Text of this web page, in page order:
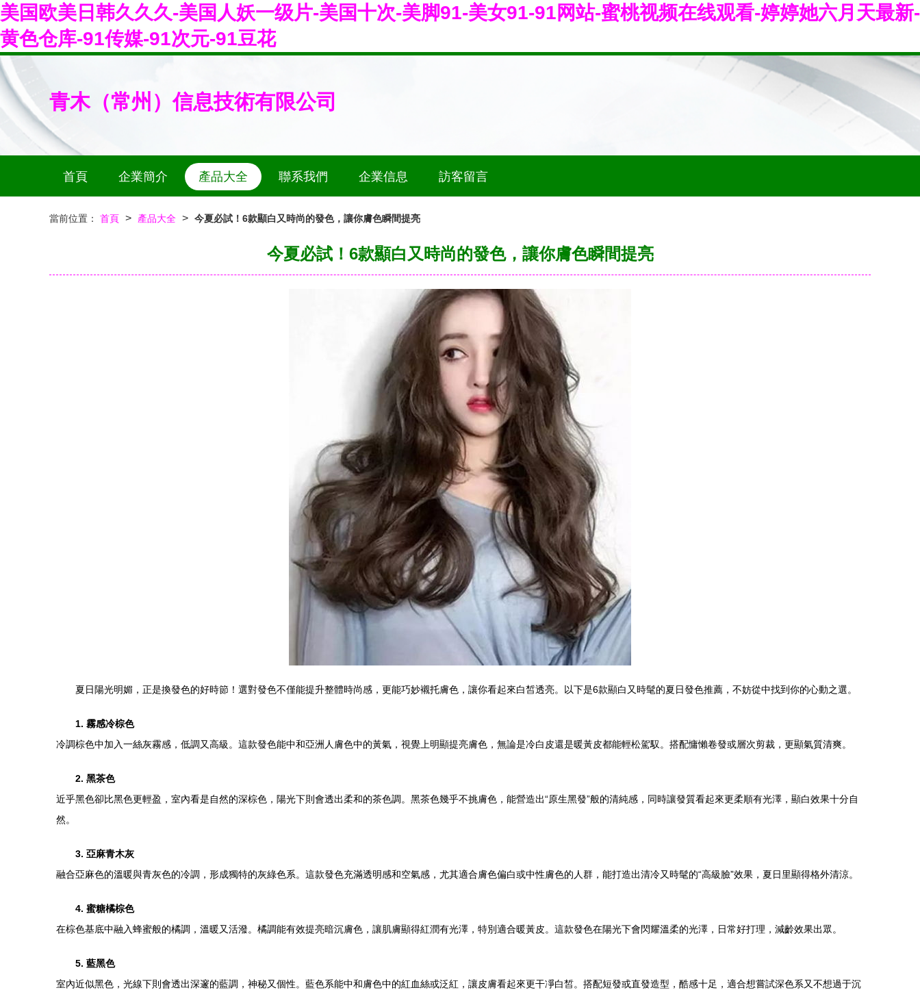
美国欧美日韩久久久-美国人妖一级片-美国十次-美脚91-美女91-91网站-蜜桃视频在线观看-婷婷她六月天最新-
黄色仓库-91传媒-91次元-91豆花
青木（常州）信息技術有限公司
首頁 企業簡介 產品大全 聯系我們 企業信息 訪客留言
當前位置： 首頁 > 產品大全 > 今夏必試！6款顯白又時尚的發色，讓你膚色瞬間提亮
今夏必試！6款顯白又時尚的發色，讓你膚色瞬間提亮
夏日陽光明媚，正是換發色的好時節！選對發色不僅能提升整體時尚感，更能巧妙襯托膚色，讓你看起來白皙透亮。以下是6款顯白又時髦的夏日發色推薦，不妨從中找到你的心動之選。
1. 霧感冷棕色
冷調棕色中加入一絲灰霧感，低調又高級。這款發色能中和亞洲人膚色中的黃氣，視覺上明顯提亮膚色，無論是冷白皮還是暖黃皮都能輕松駕馭。搭配慵懶卷發或層次剪裁，更顯氣質清爽。
2. 黑茶色
近乎黑色卻比黑色更輕盈，室內看是自然的深棕色，陽光下則會透出柔和的茶色調。黑茶色幾乎不挑膚色，能營造出“原生黑發”般的清純感，同時讓發質看起來更柔順有光澤，顯白效果十分自
然。
3. 亞麻青木灰
融合亞麻色的溫暖與青灰色的冷調，形成獨特的灰綠色系。這款發色充滿透明感和空氣感，尤其適合膚色偏白或中性膚色的人群，能打造出清冷又時髦的“高級臉”效果，夏日里顯得格外清涼。
4. 蜜糖橘棕色
在棕色基底中融入蜂蜜般的橘調，溫暖又活潑。橘調能有效提亮暗沉膚色，讓肌膚顯得紅潤有光澤，特別適合暖黃皮。這款發色在陽光下會閃耀溫柔的光澤，日常好打理，減齡效果出眾。
5. 藍黑色
室內近似黑色，光線下則會透出深邃的藍調，神秘又個性。藍色系能中和膚色中的紅血絲或泛紅，讓皮膚看起來更干凈白皙。搭配短發或直發造型，酷感十足，適合想嘗試深色系又不想過于沉